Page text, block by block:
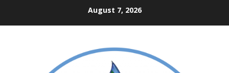
August 7, 2026